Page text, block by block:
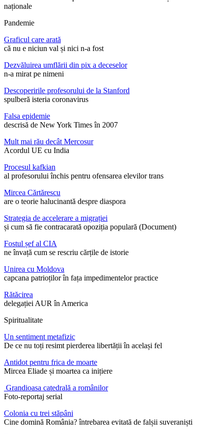
naționale
Pandemie
Graficul care arată
că nu e niciun val și nici n-a fost
Dezvăluirea umflării din pix a deceselor
n-a mirat pe nimeni
Descoperirile profesorului de la Stanford
spulberă isteria coronavirus
Falsa epidemie
descrisă de New York Times în 2007
Mult mai rău decât Mercosur
Acordul UE cu India
Procesul kafkian
al profesorului închis pentru ofensarea elevilor trans
Mircea Cărtărescu
are o teorie halucinantă despre diaspora
Strategia de accelerare a migrației
și cum să fie contracarată opoziția populară (Document)
Fostul șef al CIA
ne învață cum se rescriu cărțile de istorie
Unirea cu Moldova
capcana patrioților în fața impedimentelor practice
Rătăcirea
delegației AUR în America
Spiritualitate
Un sentiment metafizic
De ce nu toți resimt pierderea libertății în același fel
Antidot pentru frica de moarte
Mircea Eliade și moartea ca inițiere
Grandioasa catedrală a românilor
Foto-reportaj serial
Colonia cu trei stăpâni
Cine domină România? întrebarea evitată de falșii suveraniști